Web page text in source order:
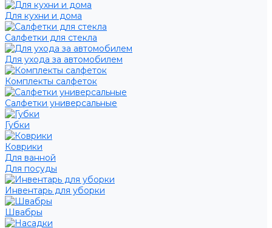
Для кухни и дома
Салфетки для стекла
Для ухода за автомобилем
Комплекты салфеток
Салфетки универсальные
Губки
Коврики
Для ванной
Для посуды
Инвентарь для уборки
Швабры